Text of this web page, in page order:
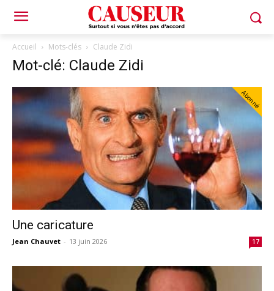
Accueil Mots-clés Claude Zidi
Mot-clé: Claude Zidi
Abonné
Une caricature
Jean Chauvet - 13 juin 2026 17